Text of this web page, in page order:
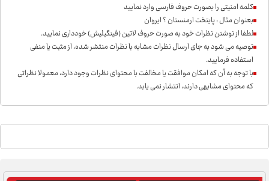
کلمه امنیتی را بصورت حروف فارسی وارد نمایید
بعنوان مثال : پایتخت ارمنستان ؟ ایروان
لطفا از نوشتن نظرات خود به صورت حروف لاتین (فینگیلیش) خودداری نمايید.
توصیه می شود به جای ارسال نظرات مشابه با نظرات منتشر شده، از مثبت یا منفی
استفاده فرمایید.
با توجه به آن که امکان موافقت یا مخالفت با محتوای نظرات وجود دارد، معمولا نظراتی
که محتوای مشابهی دارند، انتشار نمی یابد.